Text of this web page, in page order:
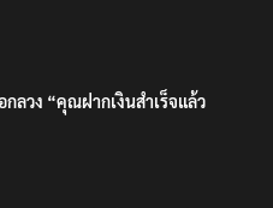
กลวง “คุณฝากเงินสำเร็จแล้ว